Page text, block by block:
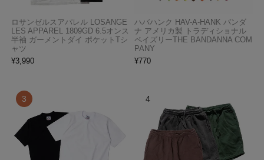
ロサンゼルスアパレル LOSANGE
LES APPAREL 1809GD 6.5オンス
半袖 ガーメントダイ ポケットTシ
ャツ
¥3,990
ハバハンク HAV-A-HANK バンダ
ナ アメリカ製 トラディショナル
ペイズリーTHE BANDANNA COM
PANY
¥770